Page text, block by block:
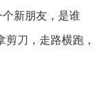
新朋友，是谁
剪刀，走路横跑，